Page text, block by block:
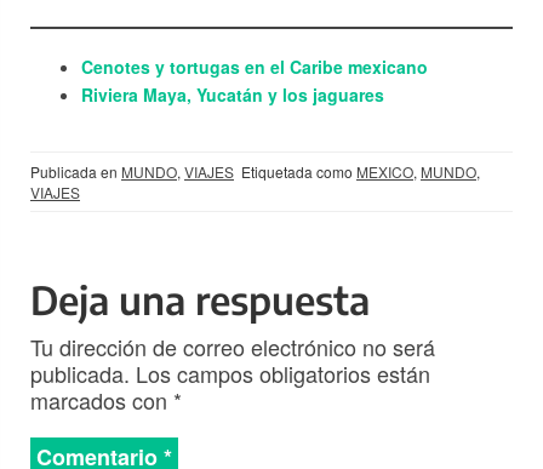
Cenotes y tortugas en el Caribe mexicano
Riviera Maya, Yucatán y los jaguares
Publicada en MUNDO, VIAJES Etiquetada como MEXICO, MUNDO,
VIAJES
Deja una respuesta
Tu dirección de correo electrónico no será
publicada. Los campos obligatorios están
marcados con *
Comentario*